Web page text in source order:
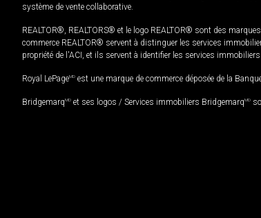
système de vente collaborative.
REALTOR®, REALTORS® et le logo REALTOR® sont des
commerce REALTOR® servent à distinguer les services
propriété de l'ACI, et ils servent à identifier les services
Royal LePageMD est une marque de commerce déposée de la
BridgemarqMD et ses logos / Services immobiliers BridgemarqMD